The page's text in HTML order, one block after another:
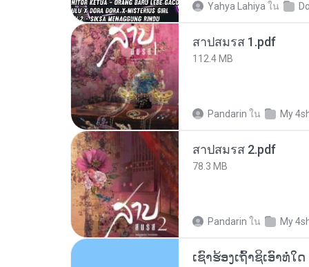
Yahya Lahiya ใน
สาปสมรส 1.pdf
112.4 MB
Pandarin ใน My
สาปสมรส 2.pdf
78.3 MB
Pandarin ใน My